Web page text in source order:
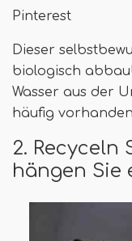
Pinterest
Dieser
biologisch
Wasser aus der
häufig
2. Recyceln
hängen Sie